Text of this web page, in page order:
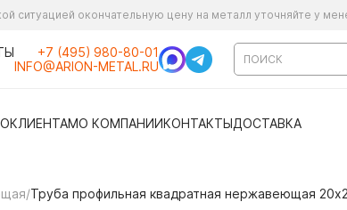
ситуацией окончательную цену на металл уточняйте у
+7 (495) 980-80-01
INFO@ARION-METAL.RU
КЛИЕНТАМО КОМПАНИИКОНТАКТЫДОСТАВКА
/Труба профильная квадратная нержавеющая